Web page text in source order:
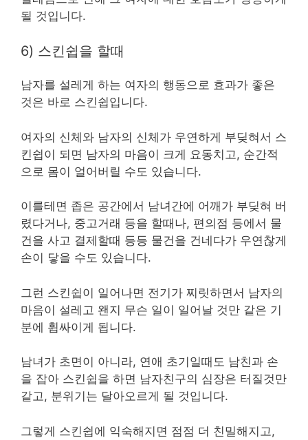
될 것입니다.
6) 스킨쉽을 할때
남자를 설레게 하는 여자의 행동으로 효과가 좋은
것은 바로 스킨쉽입니다.
여자의 신체와 남자의 신체가 우연하게 부딪혀서 스
킨쉽이 되면 남자의 마음이 크게 요동치고, 순간적
으로 몸이 얼어버릴 수도 있습니다.
이를테면 좁은 공간에서 남녀간에 어깨가 부딪혀 버
렸다거나, 중고거래 등을 할때나, 편의점 등에서 물
건을 사고 결제할때 등등 물건을 건네다가 우연찮게
손이 닿을 수도 있습니다.
그런 스킨쉽이 일어나면 전기가 찌릿하면서 남자의
마음이 설레고 왠지 무슨 일이 일어날 것만 같은 기
분에 휩싸이게 됩니다.
남녀가 초면이 아니라, 연애 초기일때도 남친과 손
을 잡아 스킨쉽을 하면 남자친구의 심장은 터질것만
같고, 분위기는 달아오르게 될 것입니다.
그렇게 스킨쉽에 익숙해지면 점점 더 친밀해지고,